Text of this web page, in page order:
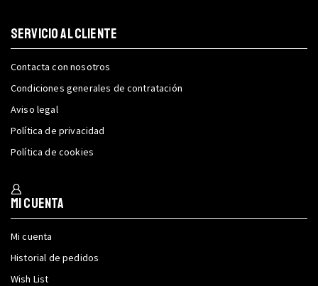
SERVICIO AL CLIENTE
Contacta con nosotros
Condiciones generales de contratación
Aviso legal
Política de privacidad
Política de cookies
Mi cuenta
Mi cuenta
Historial de pedidos
Wish List